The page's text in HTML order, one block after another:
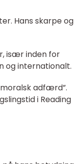
Hans skarpe og
især inden for
og internationalt.
adfærd”.
i Reading